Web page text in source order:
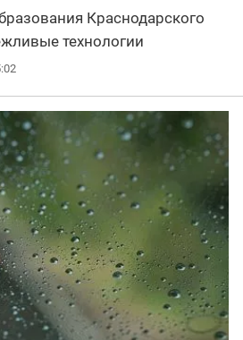
Краснодарского
технологии